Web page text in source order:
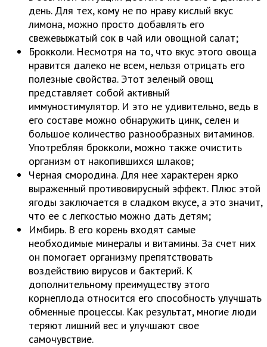
день. Для тех, кому не по нраву кислый вкус
лимона, можно просто добавлять его
свежевыжатый сок в чай или овощной салат;
Брокколи. Несмотря на то, что вкус этого овоща
нравится далеко не всем, нельзя отрицать его
полезные свойства. Этот зеленый овощ
представляет собой активный
иммуностимулятор. И это не удивительно, ведь в
его составе можно обнаружить цинк, селен и
большое количество разнообразных витаминов.
Употребляя брокколи, можно также очистить
организм от накопившихся шлаков;
Черная смородина. Для нее характерен ярко
выраженный противовирусный эффект. Плюс этой
ягоды заключается в сладком вкусе, а это значит,
что ее с легкостью можно дать детям;
Имбирь. В его корень входят самые
необходимые минералы и витамины. За счет них
он помогает организму препятствовать
воздействию вирусов и бактерий. К
дополнительному преимуществу этого
корнеплода относится его способность улучшать
обменные процессы. Как результат, многие люди
теряют лишний вес и улучшают свое
самочувствие.